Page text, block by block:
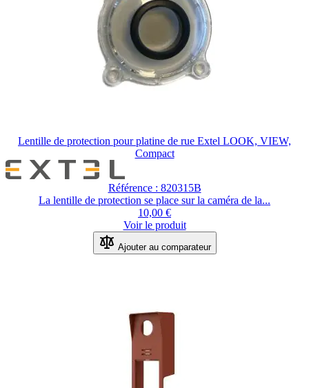
Lentille de protection pour platine de rue Extel LOOK, VIEW,
Compact
Référence : 820315B
La lentille de protection se place sur la caméra de la...
10,00 €
Voir le produit
Ajouter au comparateur